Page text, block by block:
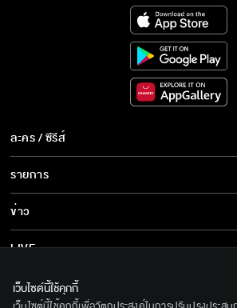
อย่านึกว่ากูไม่รู้ว่ามึงอย
สั่น
พี่ต้องกลับไปหานาคให้
ละคร / ซีรีส์
ละคร/ซีรีส์
ซีรีส์นานาชาติ
การ์ตูน & เกม
รายการ
รายการทั้งหมด
ข่าว
ข่าวทั้งหมด
ข่าวประชาสัมพันธ์
LIVE
เกี่ยวกับเรา
เว็บไซต์นี้ใช้คุกกี้